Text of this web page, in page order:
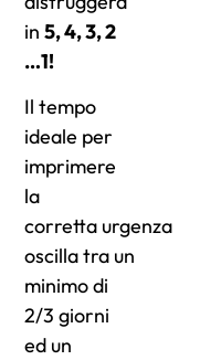
in5, 4, 3, 2
…1!
Il tempo
ideale per
imprimere
la
corretta urgenza
oscilla tra un
minimo di
2/3 giorni
ed un